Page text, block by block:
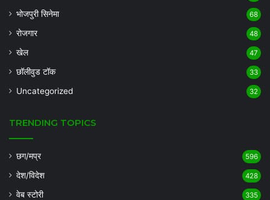
भोजपुरी सिनेमा 68
रोजगार 48
खेल 47
छॉलीवुड टॉक 33
Uncategorized 32
TRENDING TOPICS
छग/मप्र 596
देश/विदेश 428
वेब स्टोरी 335